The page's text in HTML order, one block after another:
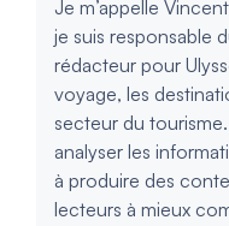
Je m’appelle
je suis responsable
rédacteur pour
voyage, les
secteur du
analyser les
à produire des
lecteurs à mieux